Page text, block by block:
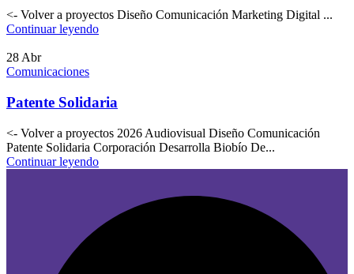
<- Volver a proyectos Diseño Comunicación Marketing Digital ...
Continuar leyendo
28 Abr
Comunicaciones
Patente Solidaria
<- Volver a proyectos 2026 Audiovisual Diseño Comunicación
Patente Solidaria Corporación Desarrolla Biobío De...
Continuar leyendo